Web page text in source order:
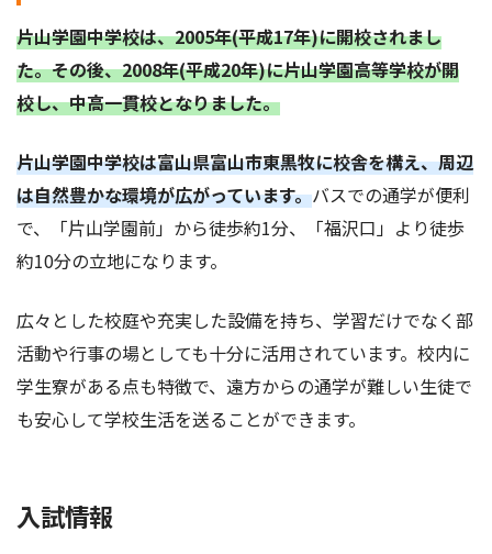
片山学園中学校は、2005年(平成17年)に開校されまし
た。その後、2008年(平成20年)に片山学園高等学校が開
校し、中高一貫校となりました。
片山学園中学校は富山県富山市東黒牧に校舎を構え、周辺
は自然豊かな環境が広がっています。バスでの通学が便利
で、「片山学園前」から徒歩約1分、「福沢口」より徒歩
約10分の立地になります。
広々とした校庭や充実した設備を持ち、学習だけでなく部
活動や行事の場としても十分に活用されています。校内に
学生寮がある点も特徴で、遠方からの通学が難しい生徒で
も安心して学校生活を送ることができます。
入試情報